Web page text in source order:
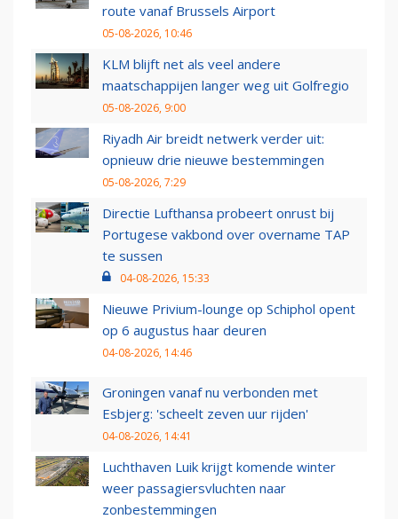
route vanaf Brussels Airport
05-08-2026, 10:46
KLM blijft net als veel andere
maatschappijen langer weg uit Golfregio
05-08-2026, 9:00
Riyadh Air breidt netwerk verder uit:
opnieuw drie nieuwe bestemmingen
05-08-2026, 7:29
Directie Lufthansa probeert onrust bij
Portugese vakbond over overname TAP
te sussen
04-08-2026, 15:33
Nieuwe Privium-lounge op Schiphol opent
op 6 augustus haar deuren
04-08-2026, 14:46
Groningen vanaf nu verbonden met
Esbjerg: 'scheelt zeven uur rijden'
04-08-2026, 14:41
Luchthaven Luik krijgt komende winter
weer passagiersvluchten naar
zonbestemmingen